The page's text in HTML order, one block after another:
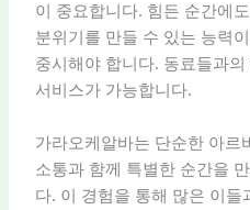
이 중요합니다. 힘든 순간에
분위기를 만들 수 있는 능력
중시해야 합니다. 동료들과
서비스가 가능합니다.
가라오케알바는 단순한 아르
소통과 함께 특별한 순간을
다. 이 경험을 통해 많은 이